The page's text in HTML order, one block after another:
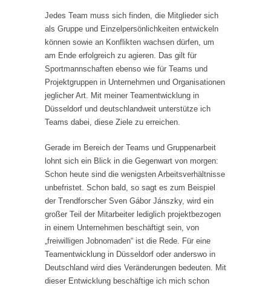
Jedes Team muss sich finden, die Mitglieder sich
als Gruppe und Einzelpersönlichkeiten entwickeln
können sowie an Konflikten wachsen dürfen, um
am Ende erfolgreich zu agieren. Das gilt für
Sportmannschaften ebenso wie für Teams und
Projektgruppen in Unternehmen und Organisationen
jeglicher Art. Mit meiner Teamentwicklung in
Düsseldorf und deutschlandweit unterstütze ich
Teams dabei, diese Ziele zu erreichen.
Gerade im Bereich der Teams und Gruppenarbeit
lohnt sich ein Blick in die Gegenwart von morgen:
Schon heute sind die wenigsten Arbeitsverhältnisse
unbefristet. Schon bald, so sagt es zum Beispiel
der Trendforscher Sven Gábor Jánszky, wird ein
großer Teil der Mitarbeiter lediglich projektbezogen
in einem Unternehmen beschäftigt sein, von
„freiwilligen Jobnomaden“ ist die Rede. Für eine
Teamentwicklung in Düsseldorf oder anderswo in
Deutschland wird dies Veränderungen bedeuten. Mit
dieser Entwicklung beschäftige ich mich schon